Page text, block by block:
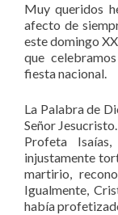
Muy queridos
afecto de
este domingo
que
fiesta nacional.
La Palabra de
Señor
Profeta
injustamente
martirio,
Igualmente,
había